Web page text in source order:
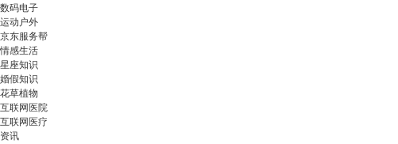
数码电子
运动户外
京东服务帮
情感生活
星座知识
婚假知识
花草植物
互联网医院
互联网医疗
资讯